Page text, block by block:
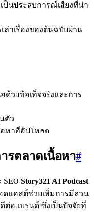
ป็นประสบการณ์เสียงที่น่า
ล่าเรื่องของต้นฉบับผ่าน
ด้วยข้อเท็จจริงและการ
ตัว
อหาที่อัปโหลด
รตลาดเนื้อหา#
Story321 AI Podcast
ดแคสต์ช่วยเพิ่มการมีส่วน
ต่อแบรนด์ ซึ่งเป็นปัจจัยที่